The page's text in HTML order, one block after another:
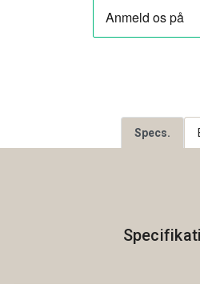
Specs.